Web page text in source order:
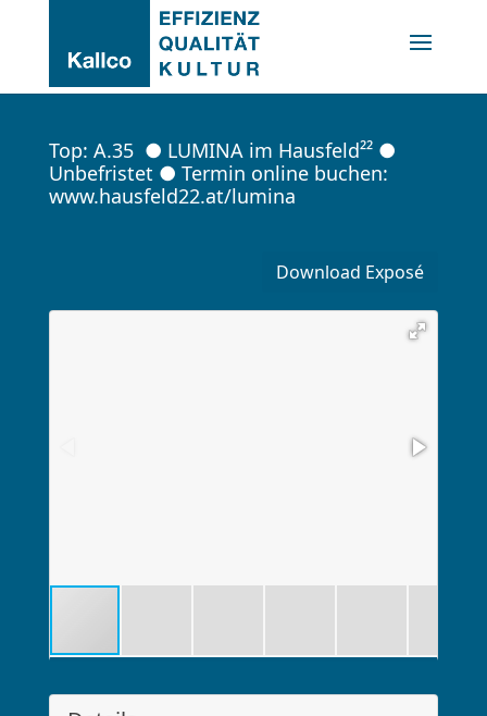
Top: A.35  ● LUMINA im Hausfeld²² ●
Unbefristet ● Termin online buchen:
www.hausfeld22.at/lumina
Download Exposé